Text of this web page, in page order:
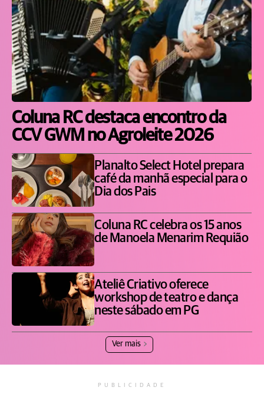
Coluna RC destaca encontro da
CCV GWM no Agroleite 2026
Planalto Select Hotel prepara
café da manhã especial para o
Dia dos Pais
Coluna RC celebra os 15 anos
de Manoela Menarim Requião
Ateliê Criativo oferece
workshop de teatro e dança
neste sábado em PG
Ver mais
PUBLICIDADE